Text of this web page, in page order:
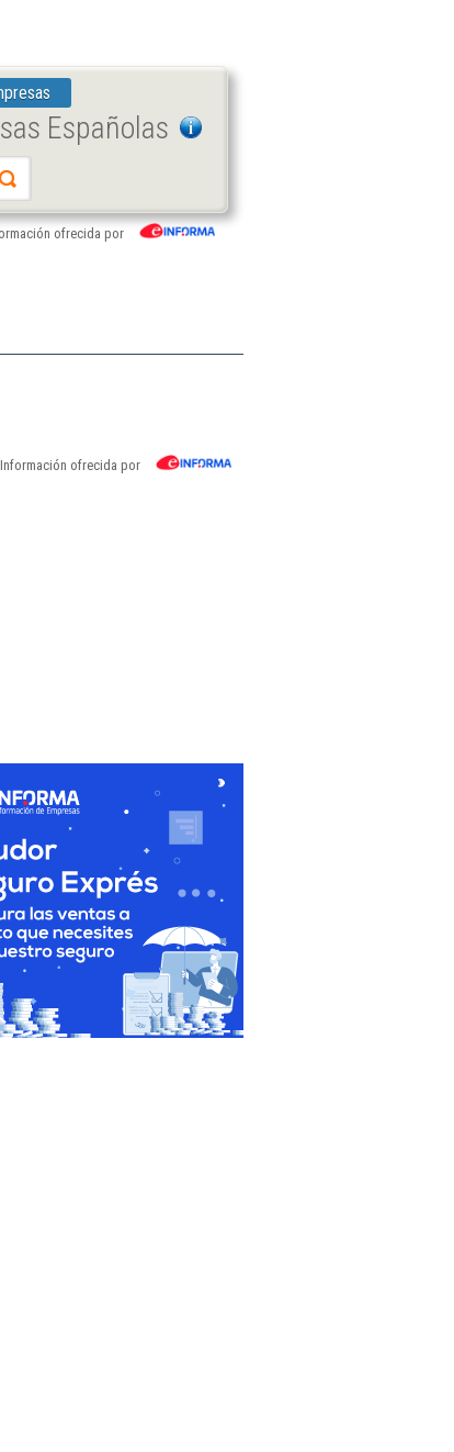
Españolas
ofrecida por
Información ofrecida por